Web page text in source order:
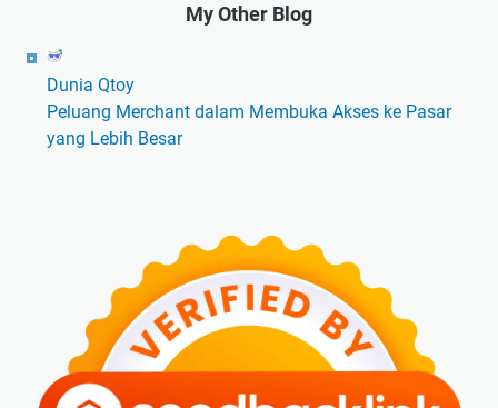
My Other Blog
Dunia Qtoy
Peluang Merchant dalam Membuka Akses ke Pasar
yang Lebih Besar